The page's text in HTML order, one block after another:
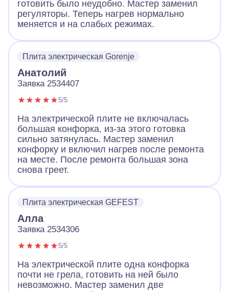
готовить было неудобно. Мастер заменил
регуляторы. Теперь нагрев нормально
меняется и на слабых режимах.
Плита электрическая Gorenje
Анатолий
Заявка 2534407
5/5
На электрической плите не включалась
большая конфорка, из-за этого готовка
сильно затянулась. Мастер заменил
конфорку и включил нагрев после ремонта
на месте. После ремонта большая зона
снова греет.
Плита электрическая GEFEST
Алла
Заявка 2534306
5/5
На электрической плите одна конфорка
почти не грела, готовить на ней было
невозможно. Мастер заменил две